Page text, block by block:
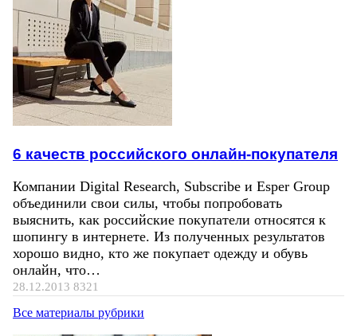
6 качеств российского онлайн-покупателя
Компании Digital Research, Subscribe и Esper Group
объединили свои силы, чтобы попробовать
выяснить, как российские покупатели относятся к
шопингу в интернете. Из полученных результатов
хорошо видно, кто же покупает одежду и обувь
онлайн, что…
28.12.2013 8321
Все материалы рубрики